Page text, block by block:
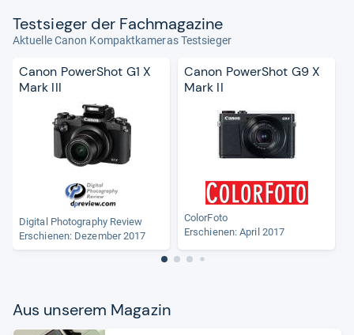
Test­sie­ger der Fach­ma­ga­zine
Aktuelle Canon Kompaktkameras Testsieger
Canon PowerShot G1 X
Mark III
Digital Photography Review
Erschienen: Dezember 2017
Canon PowerShot G9 X
Mark II
ColorFoto
Erschienen: April 2017
Aus unse­rem Maga­zin